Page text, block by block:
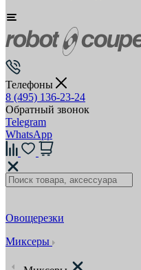
Телефоны
8 (495) 136-23-24
Обратный звонок
Telegram
WhatsApp
Овощерезки
Миксеры